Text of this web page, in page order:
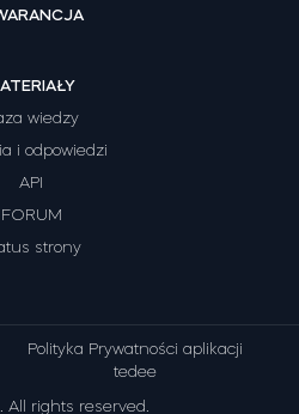
wiedzy
i odpowiedzi
API
FORUM
strony
Polityka Prywatności aplikacji
tedee
rights reserved.